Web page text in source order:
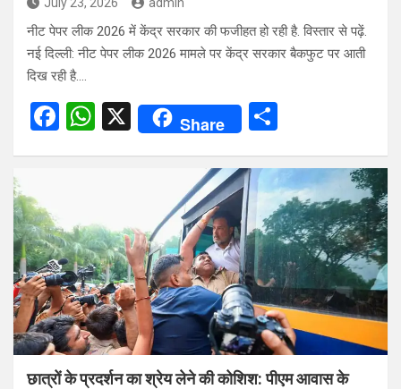
नीट पेपर लीक 2026 में केंद्र सरकार की फजीहत हो रही है. विस्तार से पढ़ें.
नई दिल्ली: नीट पेपर लीक 2026 मामले पर केंद्र सरकार बैकफुट पर आती
दिख रही है.…
F
o
o
k
W
A
p
p
X Share
ar
e
छात्रों के प्रदर्शन का श्रेय लेने की कोशिश: पीएम आवास के